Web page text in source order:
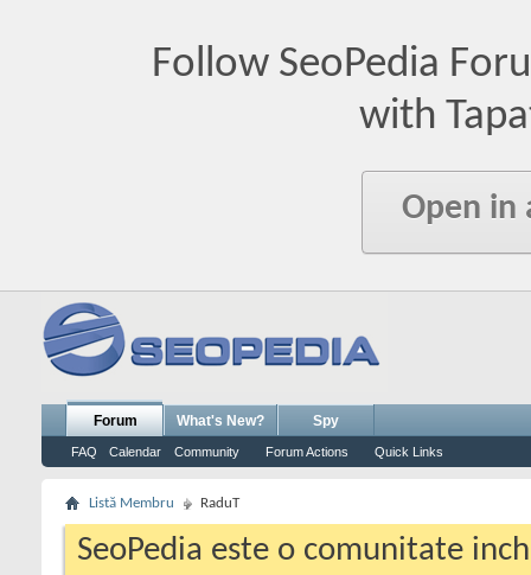
Follow SeoPedia
with
Open in
Forum
FAQ Calendar Community Forum Actions Quick Links
What's New? Spy
Listă Membru RaduT
SeoPedia este o comunitate